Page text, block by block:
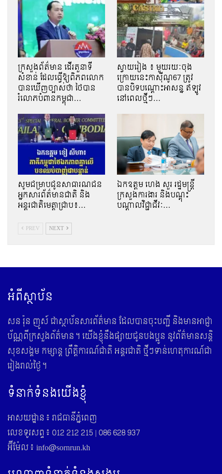
ក្រសួងព័ត៌មាន ដើរតួនាទី
សំខាន់ ដែលធ្វើឱ្យពិភពលោក
បានឃើញច្បាស់ថា ថៃបាន
រំលោភបំពានកម្ពុជា…
ស្វាយរៀង ៖ មួយរយៈចុង
ក្រោយនេះកាសុីណូ67 ត្រូវ
បានបិទបណ្ដោះអាសន្ន ឥឡូវ
នៅពេលថ្មីៗ…
សូមជម្រាបជូនសាធារណជន
អ្នកសារព័ត៌មានជាតិ និង
អន្តរជាតិមេត្តាជ្រាប៖…
ឯកឧត្តម ហេង សួរ រដ្ឋមន្ត្រី
ក្រសួងការងារ និងបណ្ដុះ
បណ្ដាលវិជ្ជាជីវៈ…
PREV NEXT
អំពីស្ថាប័ន
សន រ៉ុន ញូស៍ ជាស្ថាប័នសារព័ត៌មាន ដែលបានចុះបញ្ជី និងមានអាជ្ញា
ប័ណ្ណពីក្រសួងព័ត៌មាន។ យើងខ្ញុំនឹងផ្សាយជូនបងប្អូន នូវព័ត៌មានសន្តិ
សុខសង្គម កម្សាន្ត ព្រឹត្តិការណ៍ជាតិ អន្តរជាតិ ថ្មីៗទាន់ហេតុការណ៍ជា
រៀងរាល់ថ្ងៃ។
ទំនាក់ទំនងយើងខ្ញុំ
អាសយដ្ឋាន៖ រាជធានីភ្នំពេញ
លេខទូរសព្ទ៖ 012 212 215 | 086 628 937
អ៊ីម៉ែល៖ info@sornrun.kh